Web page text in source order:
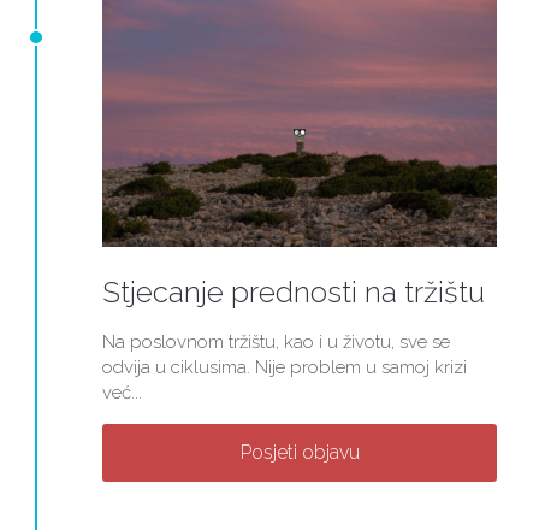
Stjecanje prednosti na tržištu
Na poslovnom tržištu, kao i u životu, sve se
odvija u ciklusima. Nije problem u samoj krizi
već...
Posjeti objavu